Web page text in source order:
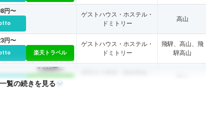
円〜
ゲストハウス・ホステル・
ドミトリー
高山
円〜
楽天トラベル
ゲストハウス・ホステル・
ドミトリー
飛騨、高山、飛
騨高山
7,200円〜
楽天トラベル
一覧の続きを見る